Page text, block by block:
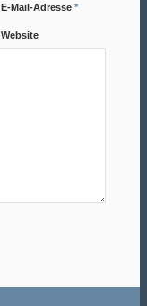
E-Mail-Adresse*
Website